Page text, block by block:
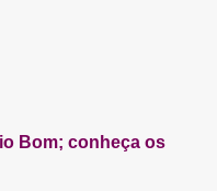
Bom; conheça os